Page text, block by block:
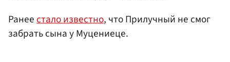
Ранеестало известно, что Прилучный не смог
забрать сына у Муцениеце.